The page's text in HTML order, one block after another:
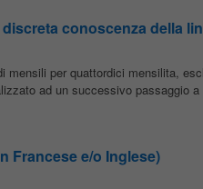
conoscenza della
mensili per quattordici mensilita,
ad un successivo passaggio a
Francese e/o Inglese)